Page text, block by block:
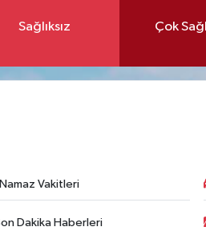
Sağlıksız Çok
Namaz Vakitleri
Dakika Haberleri